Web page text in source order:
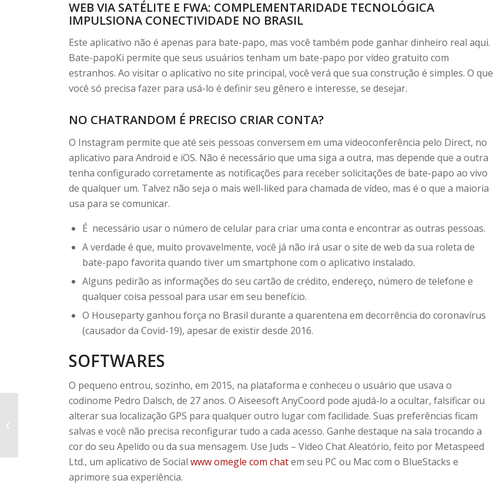
WEB VIA SATÉLITE E FWA: COMPLEMENTARIDADE TECNOLÓGICA
IMPULSIONA CONECTIVIDADE NO BRASIL
Este aplicativo não é apenas para bate-papo, mas você também pode ganhar dinheiro real aqui.
Bate-papoKi permite que seus usuários tenham um bate-papo por vídeo gratuito com
estranhos. Ao visitar o aplicativo no site principal, você verá que sua construção é simples. O que
você só precisa fazer para usá-lo é definir seu gênero e interesse, se desejar.
NO CHATRANDOM É PRECISO CRIAR CONTA?
O Instagram permite que até seis pessoas conversem em uma videoconferência pelo Direct, no
aplicativo para Android e iOS. Não é necessário que uma siga a outra, mas depende que a outra
tenha configurado corretamente as notificações para receber solicitações de bate-papo ao vivo
de qualquer um. Talvez não seja o mais well-liked para chamada de vídeo, mas é o que a maioria
usa para se comunicar.
É necessário usar o número de celular para criar uma conta e encontrar as outras pessoas.
A verdade é que, muito provavelmente, você já não irá usar o site de web da sua roleta de
bate-papo favorita quando tiver um smartphone com o aplicativo instalado.
Alguns pedirão as informações do seu cartão de crédito, endereço, número de telefone e
qualquer coisa pessoal para usar em seu benefício.
O Houseparty ganhou força no Brasil durante a quarentena em decorrência do coronavírus
(causador da Covid-19), apesar de existir desde 2016.
SOFTWARES
O pequeno entrou, sozinho, em 2015, na plataforma e conheceu o usuário que usava o
codinome Pedro Dalsch, de 27 anos. O Aiseesoft AnyCoord pode ajudá-lo a ocultar, falsificar ou
alterar sua localização GPS para qualquer outro lugar com facilidade. Suas preferências ficam
salvas e você não precisa reconfigurar tudo a cada acesso. Ganhe destaque na sala trocando a
cor do seu Apelido ou da sua mensagem. Use Juds – Video Chat Aleatório, feito por Metaspeed
Ltd., um aplicativo de Socialwww omegle com chatem seu PC ou Mac com o BlueStacks e
aprimore sua experiência.
Bate-papo Amigo Chamada De
Para Android Aptoide...